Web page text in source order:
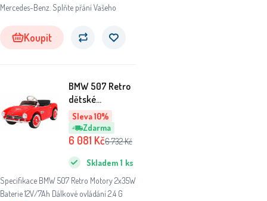
Mercedes-Benz. Splňte přání Vašeho
Koupit
Sleva 10%
Zdarma
BMW 507 Retro
dětské
elektrické auto
červené + LED
audio + dálkové
kůže + EVA +
pomalý start
Specifikace BMW 507 Retro Motory 2x35W
Baterie 12V/7Ah Dálkové ovládání 2.4 G
Skladem 1 ks
6 081 Kč6 732Kč